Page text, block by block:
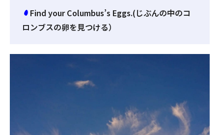
Find your Columbus’s Eggs.(じぶんの中のコ
ロンブスの卵を見つける）